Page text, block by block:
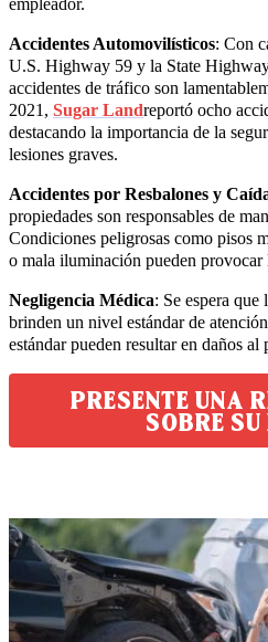
empleador.
Accidentes Automovilísticos: Con
U.S. Highway 59 y la State
accidentes de tráfico son
2021, Sugar Landreportó ocho
destacando la importancia de la
lesiones graves.
Accidentes por Resbalones y
propiedades son responsables de
Condiciones peligrosas como pisos
o mala iluminación pueden provocar
Negligencia Médica: Se espera que
brinden un nivel estándar de
estándar pueden resultar en daños al
PRESENTE UNA
SOBRE SU